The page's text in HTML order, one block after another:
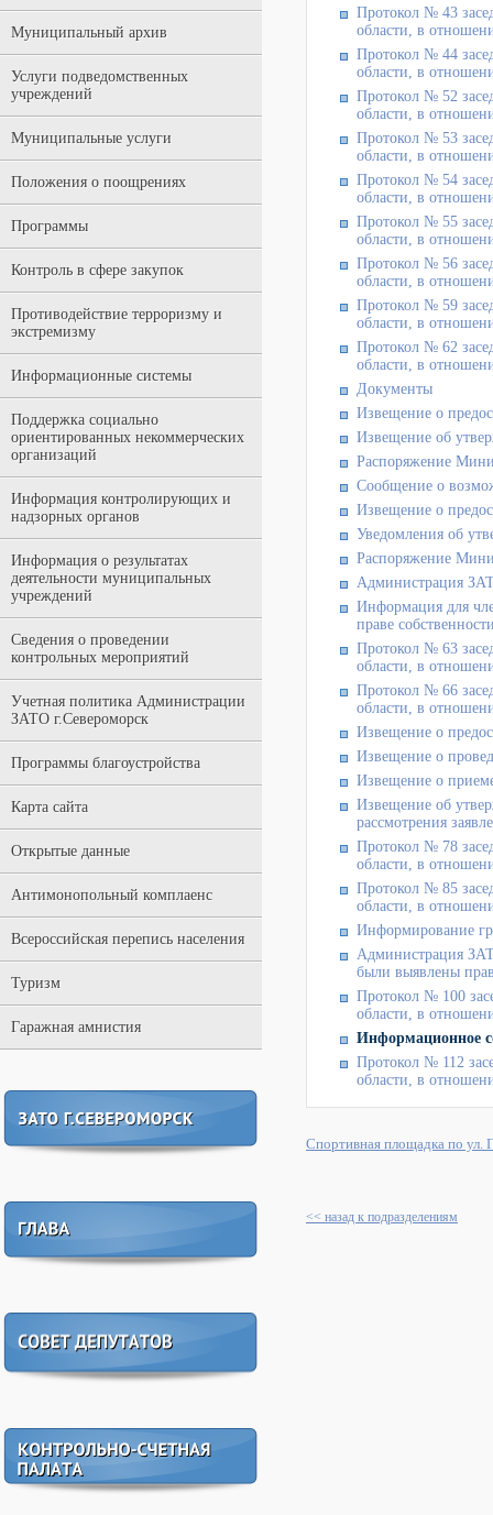
Муниципальный архив
Услуги подведомственных
учреждений
Муниципальные услуги
Положения о поощрениях
Программы
Контроль в сфере закупок
Противодействие терроризму и
экстремизму
Информационные системы
Поддержка социально
ориентированных некоммерческих
организаций
Информация контролирующих и
надзорных органов
Информация о результатах
деятельности муниципальных
учреждений
Сведения о проведении
контрольных мероприятий
Учетная политика Администрации
ЗАТО г.Североморск
Программы благоустройства
Карта сайта
Открытые данные
Антимонопольный комплаенс
Всероссийская перепись населения
Туризм
Гаражная амнистия
Протокол № 43
области, в
Протокол № 44
области, в
Протокол № 52
области, в
Протокол № 53
области, в
Протокол № 54
области, в
Протокол № 55
области, в
Протокол № 56
области, в
Протокол № 59
области, в
Протокол № 62
области, в
Документы
Извещение о
Извещение об
Распоряжение
Сообщение о
Извещение о
Уведомления об
Распоряжение
Администрация
Информация для
праве
Протокол № 63
области, в
Протокол № 66
области, в
Извещение о
Извещение о
Извещение о приеме
Извещение об
рассмотрения
Протокол № 78
области, в
Протокол № 85
области, в
Информирование
Администрация
были выявлены
Протокол № 100
области, в
Информационное
Протокол № 112
области, в
Спортивная площадка по ул.
<< назад к подразделениям